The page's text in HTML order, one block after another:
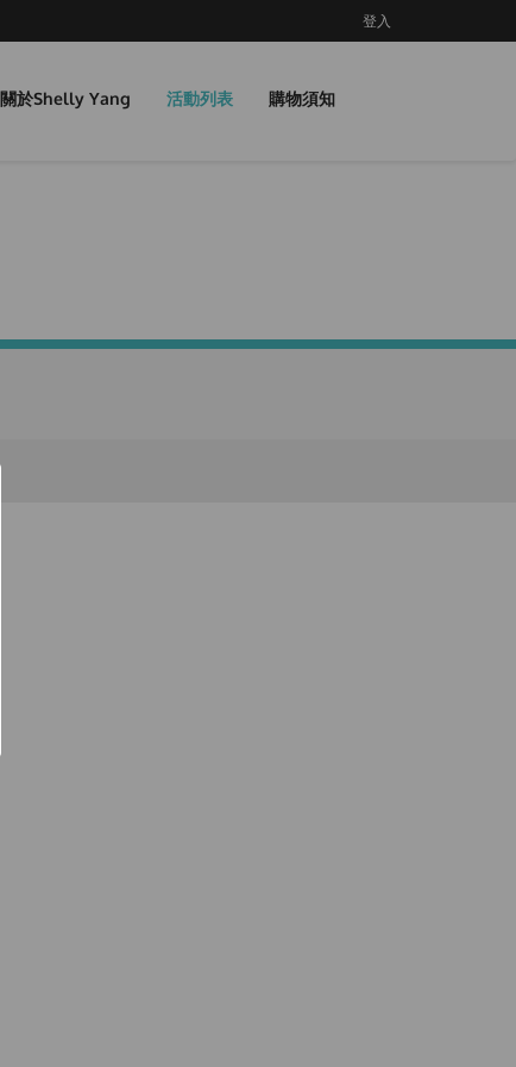
登入
關於Shelly Yang 活動列表 購物須知